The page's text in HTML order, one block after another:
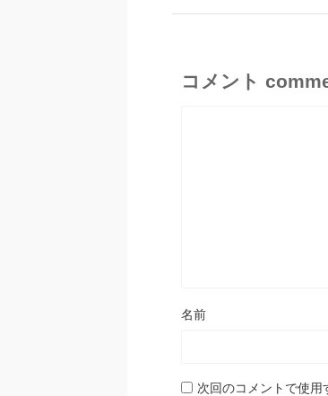
コメント
名前
次回のコメントで使用